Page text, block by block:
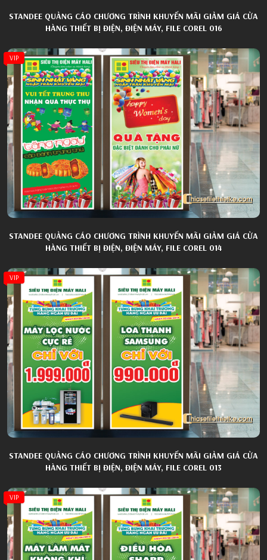
STANDEE QUẢNG CÁO CHƯƠNG TRÌNH KHUYẾN MÃI GIẢM GIÁ CỬA
HÀNG THIẾT BỊ ĐIỆN, ĐIỆN MÁY, FILE COREL 016
VIP
STANDEE QUẢNG CÁO CHƯƠNG TRÌNH KHUYẾN MÃI GIẢM GIÁ CỬA
HÀNG THIẾT BỊ ĐIỆN, ĐIỆN MÁY, FILE COREL 014
VIP
STANDEE QUẢNG CÁO CHƯƠNG TRÌNH KHUYẾN MÃI GIẢM GIÁ CỬA
HÀNG THIẾT BỊ ĐIỆN, ĐIỆN MÁY, FILE COREL 013
VIP